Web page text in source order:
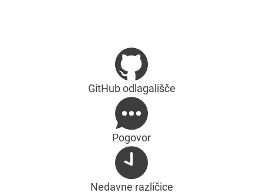
GitHub odlagališče
Pogovor
Nedavne različice